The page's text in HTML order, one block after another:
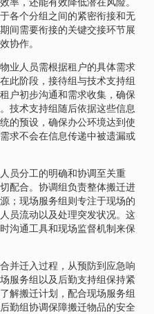
各个分组之间的紧密衔接和无
间需要衔接的关键交接环节展
协作。
业人员需根据租户的具体需求
此阶段，接待组与技术支持组
户初步沟通和需求收集，确保
技术支持组随后依据这些信息
的预设，确保办公环境达到使
求不会在信息传递中被遗漏或
员分工的明确和协调至关重
配合。协调组负责整体搬迁进
；现场服务组则专注于现场的
员流动以及处理突发状况。这
沟通工具和现场监督机制来保
并迁入过程，从预防到应急响
服务组以及后勤支持组保持紧
解搬迁计划，配合现场服务组
勤组协调保障搬迁物品的安全